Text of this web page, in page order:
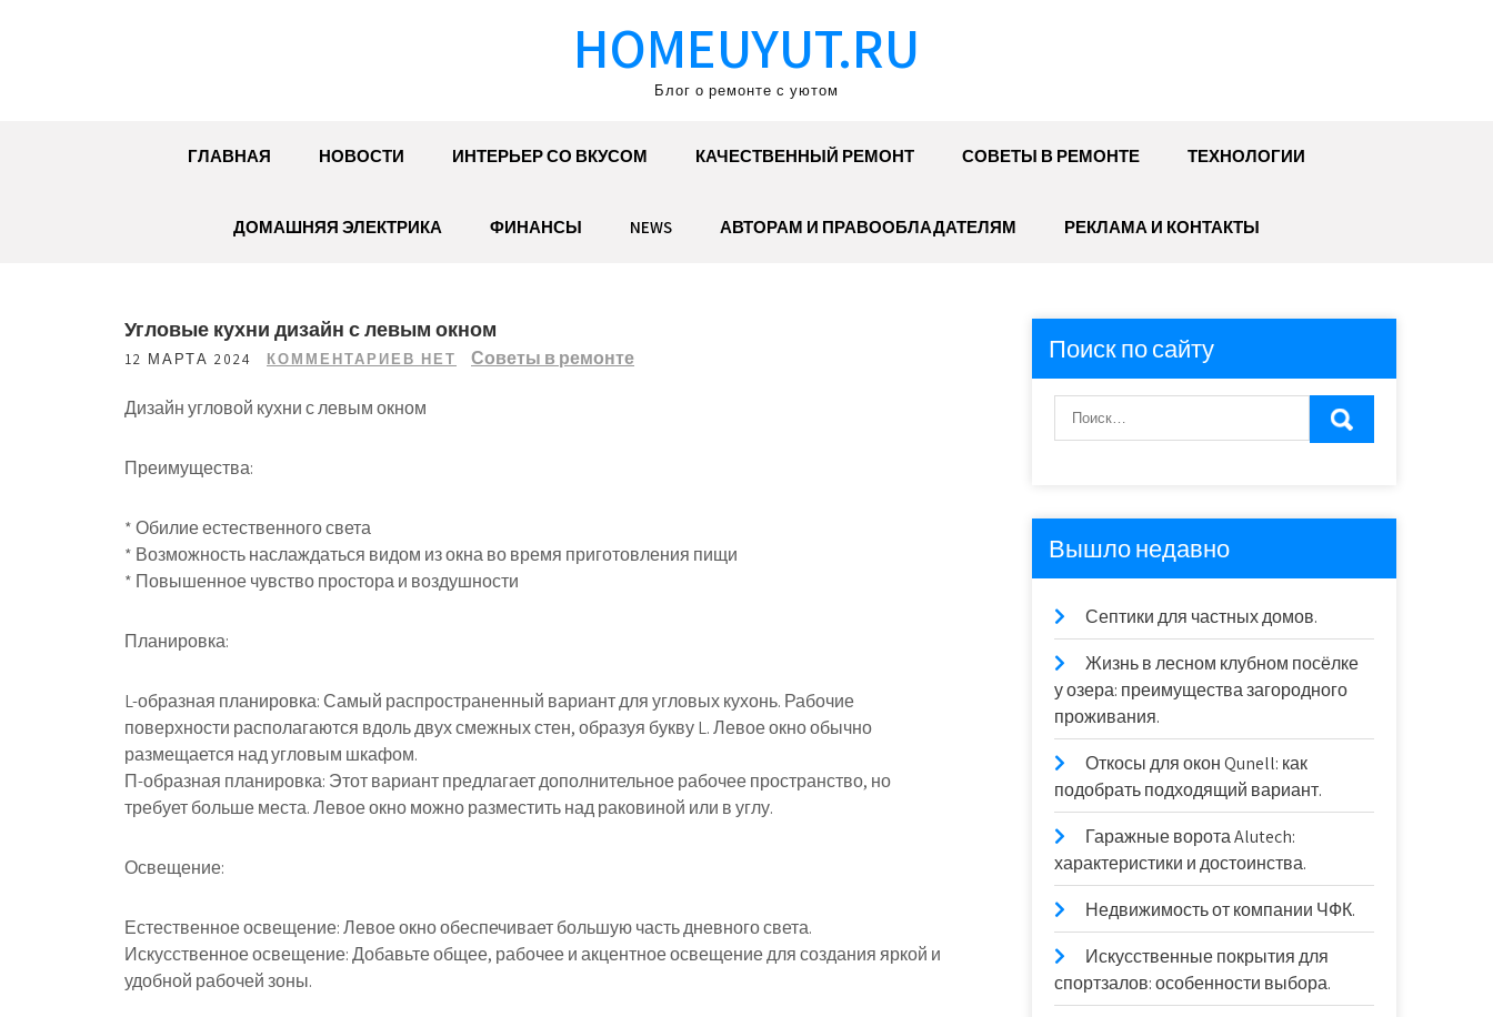
HOMEUYUT.RU
Блог о ремонте с уютом
ГЛАВНАЯ НОВОСТИ ИНТЕРЬЕР СО ВКУСОМ КАЧЕСТВЕННЫЙ РЕМОНТ СОВЕТЫ В РЕМОНТЕ ТЕХНОЛОГИИ
ДОМАШНЯЯ ЭЛЕКТРИКА ФИНАНСЫ NEWS АВТОРАМ И ПРАВООБЛАДАТЕЛЯМ РЕКЛАМА И КОНТАКТЫ
Угловые кухни дизайн с левым окном
12 МАРТА 2024 КОММЕНТАРИЕВ НЕТ Советы в ремонте
Дизайн угловой кухни с левым окном
Преимущества:
* Обилие естественного света
* Возможность наслаждаться видом из окна во время приготовления пищи
* Повышенное чувство простора и воздушности
Планировка:
L-образная планировка: Самый распространенный вариант для угловых кухонь. Рабочие
поверхности располагаются вдоль двух смежных стен, образуя букву L. Левое окно обычно
размещается над угловым шкафом.
П-образная планировка: Этот вариант предлагает дополнительное рабочее пространство, но
требует больше места. Левое окно можно разместить над раковиной или в углу.
Освещение:
Естественное освещение: Левое окно обеспечивает большую часть дневного света.
Искусственное освещение: Добавьте общее, рабочее и акцентное освещение для создания яркой и
удобной рабочей зоны.
Поиск по сайту
Вышло недавно
Септики для частных домов.
Жизнь в лесном клубном посёлке
у озера: преимущества загородного
проживания.
Откосы для окон Qunell: как
подобрать подходящий вариант.
Гаражные ворота Alutech:
характеристики и достоинства.
Недвижимость от компании ЧФК.
Искусственные покрытия для
спортзалов: особенности выбора.